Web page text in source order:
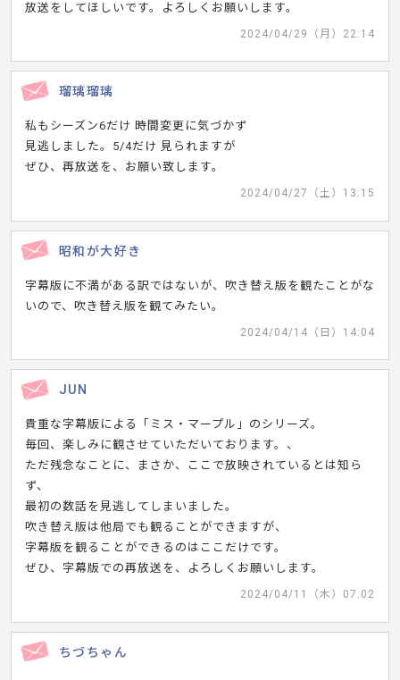
放送をしてほしいです。よろしくお願いします。
2024/04/29（月）22:14
瑠璃瑠璃
私もシーズン6だけ 時間変更に気づかず
見逃しました。5/4だけ 見られますが
ぜひ、再放送を、お願い致します。
2024/04/27（土）13:15
昭和が大好き
字幕版に不満がある訳ではないが、吹き替え版を観たことがな
いので、吹き替え版を観てみたい。
2024/04/14（日）14:04
JUN
貴重な字幕版による「ミス・マープル」のシリーズ。
毎回、楽しみに観させていただいております。、
ただ残念なことに、まさか、ここで放映されているとは知ら
ず、
最初の数話を見逃してしまいました。
吹き替え版は他局でも観ることができますが、
字幕版を観ることができるのはここだけです。
ぜひ、字幕版での再放送を、よろしくお願いします。
2024/04/11（木）07:02
ちづちゃん